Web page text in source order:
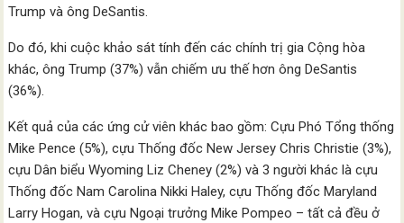
Trump và ông DeSantis.
Do đó, khi cuộc khảo sát tính đến các chính trị gia Cộng hòa
khác, ông Trump (37%) vẫn chiếm ưu thế hơn ông DeSantis
(36%).
Kết quả của các ứng cử viên khác bao gồm: Cựu Phó Tổng thống
Mike Pence (5%), cựu Thống đốc New Jersey Chris Christie (3%),
cựu Dân biểu Wyoming Liz Cheney (2%) và 3 người khác là cựu
Thống đốc Nam Carolina Nikki Haley, cựu Thống đốc Maryland
Larry Hogan, và cựu Ngoại trưởng Mike Pompeo – tất cả đều ở